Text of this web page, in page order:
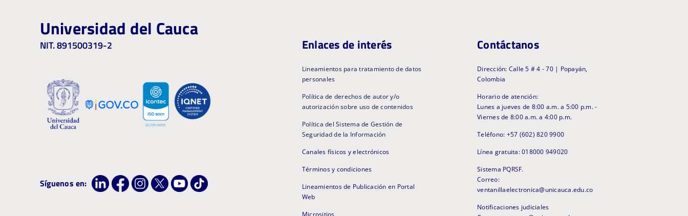
Universidad del Cauca
NIT. 891500319-2
Síguenos en:
Enlaces de interés
Lineamientos para tratamiento de datos
personales
Política de derechos de autor y/o
autorización sobre uso de contenidos
Política del Sistema de Gestión de
Seguridad de la Información
Canales físicos y electrónicos
Términos y condiciones
Lineamientos de Publicación en Portal
Web
Contáctanos
Dirección: Calle 5 # 4 - 70 | Popayán,
Colombia
Horario de atención:
Lunes a jueves de 8:00 a.m. a 5:00 p.m. -
Viernes de 8:00 a.m. a 4:00 p.m.
Teléfono: +57 (602) 820 9900
Línea gratuita: 018000 949020
Sistema PQRSF.
Correo:
ventanillaelectronica@unicauca.edu.co
Notificaciones judiciales